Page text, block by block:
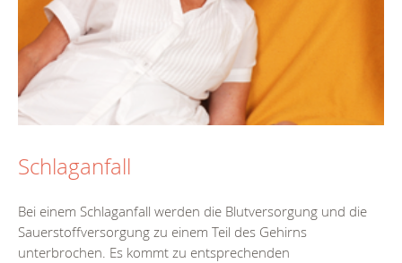
Schlaganfall
Bei einem Schlaganfall werden die Blutversorgung und die
Sauerstoffversorgung zu einem Teil des Gehirns
unterbrochen. Es kommt zu entsprechenden